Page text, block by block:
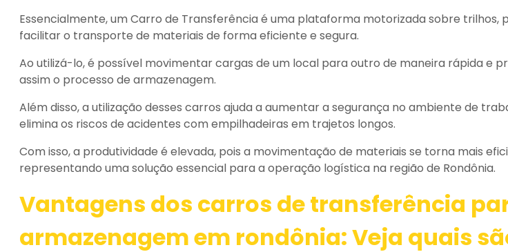
Essencialmente, um Carro de Transferência é uma plataforma motorizada sobre trilhos,
facilitar o transporte de materiais de forma eficiente e segura.
Ao utilizá-lo, é possível movimentar cargas de um local para outro de maneira rápida e
assim o processo de armazenagem.
Além disso, a utilização desses carros ajuda a aumentar a segurança no ambiente de
elimina os riscos de acidentes com empilhadeiras em trajetos longos.
Com isso, a produtividade é elevada, pois a movimentação de materiais se torna mais
representando uma solução essencial para a operação logística na região de Rondônia.
Vantagens dos carros de transferência
armazenagem em rondônia: Veja quais